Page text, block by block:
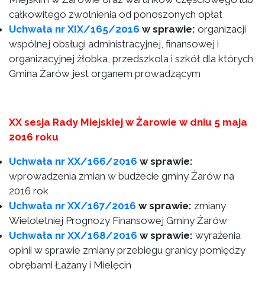
całkowitego zwolnienia od ponoszonych opłat
Uchwała nr XIX/165/2016 w sprawie: organizacji
wspólnej obsługi administracyjnej, finansowej i
organizacyjnej żłobka, przedszkola i szkół dla których
Gmina Żarów jest organem prowadzącym
XX sesja Rady Miejskiej w Żarowie w dniu 5 maja
2016 roku
Uchwała nr XX/166/2016 w sprawie:
wprowadzenia zmian w budżecie gminy Żarów na
2016 rok
Uchwała nr XX/167/2016 w sprawie: zmiany
Wieloletniej Prognozy Finansowej Gminy Żarów
Uchwała nr XX/168/2016 w sprawie: wyrażenia
opinii w sprawie zmiany przebiegu granicy pomiędzy
obrębami Łażany i Mielęcin